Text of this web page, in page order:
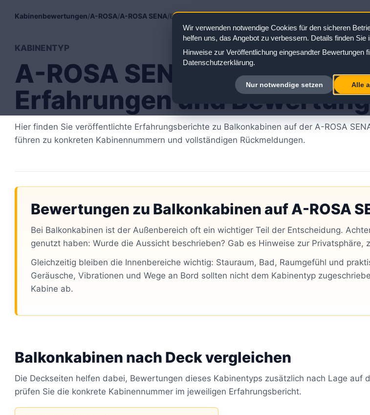
Kabinenbewertungen/A-ROSA/A-ROSA SENA/Balkonkabine
KABINENTYP
A-ROSA SENA
Erfahrungen und
Hier finden Sie veröffentlichte Erfahrungsberichte zu Balkonkabinen auf der A-ROSA
führen zu konkreten Kabinennummern und vollständigen Rückmeldungen.
Bewertungen zu Balkonkabinen auf A-ROSA
Bei Balkonkabinen ist der Außenbereich oft ein wichtiger Teil der Entscheidung.
genutzt haben: Wurde die Aussicht beschrieben? Gab es Hinweise zur Privatsphäre,
Gleichzeitig bleiben die Innenbereiche wichtig: Stauraum, Bad, Raumgefühl und
Geräusche, Vibrationen und Wege an Bord sollten nicht dem Kabinentyp
Kabine ab.
Balkonkabinen nach Deck vergleichen
Die Deckseiten helfen dabei, Bewertungen dieses Kabinentyps zusätzlich nach Lage auf
prüfen Sie die konkrete Kabinennummer im jeweiligen Erfahrungsbericht.
Wir verwenden notwendige Cookies für den sicheren
helfen uns, das Angebot zu verbessern. Details finden Sie
Hinweise zur Veröffentlichung eingesandter Bewertungen
Datenschutzerklärung.
Nur notwendige setzen Alle